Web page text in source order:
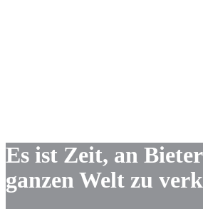
Es ist Zeit, an
ganzen Welt zu